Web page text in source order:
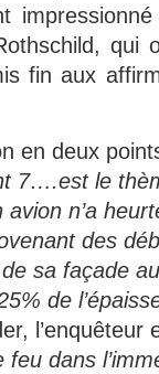
qui
fin aux
en deux
7….est le
avion n’a
des
sa façade
de
l’enquêteur
feu dans